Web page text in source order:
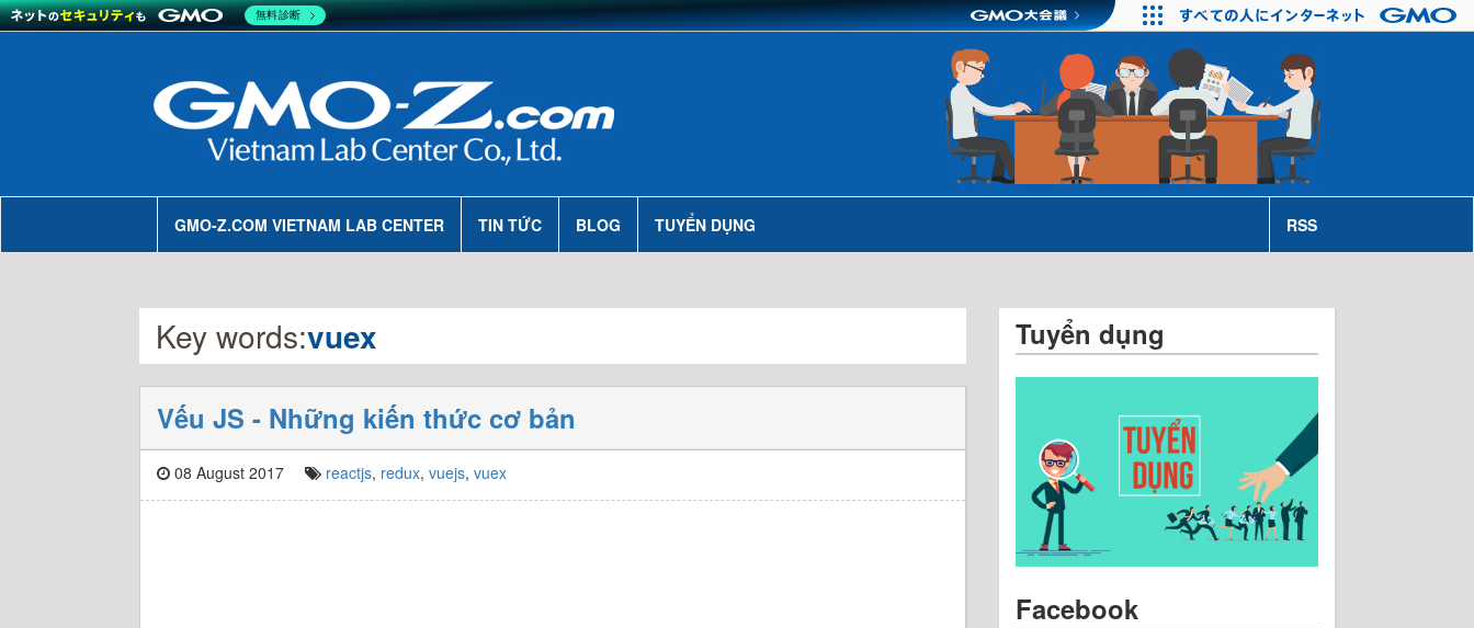
GMO-Z.COM VIETNAM LAB CENTER TIN TỨC BLOG TUYỂN DỤNG RSS
Key words:vuex
Vếu JS - Những kiến thức cơ bản
08 August 2017 reactjs, redux, vuejs, vuex
Tuyển dụng
Facebook
無料診断